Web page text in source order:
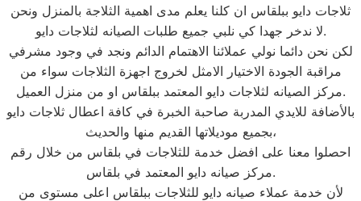
ثلاجات دايو ببلقاس ان كلنا يعلم مدى اهمية الثلاجة بالمنزل ونحن
لا ندخر جهدا كي نلبي جميع طلبات الصيانه لثلاجات دايو.
لكن نحن دائما نولي عملائنا الاهتمام الدائم ونجد في وجود مشرفي
مراقبة الجودة الاختيار الامثل لخروج اجهزة الثلاجات سواء من
مركز الصيانه لثلاجات دايو المعتمد ببلقاس او من منزل العميل.
بالأضافة للايدي المدربة صاحبة الخبرة في كافة اعطال ثلاجات دايو
بجميع موديلاتها القديم منها والحديث،
احصلوا معنا على افضل خدمة للثلاجات في بلقاس من خلال رقم
مركز صيانه دايو المعتمد في بلقاس.
لأن خدمة عملاء صيانه دايو للثلاجات ببلقاس اعلى مستوى من